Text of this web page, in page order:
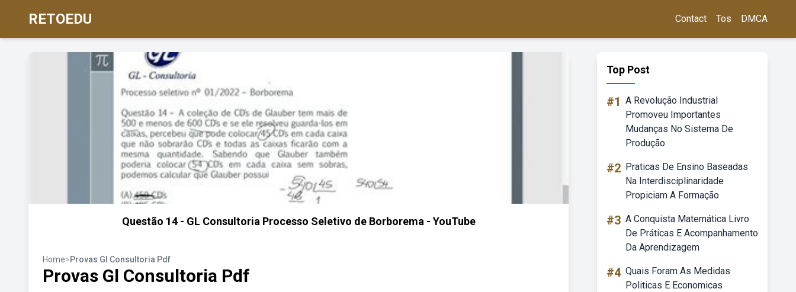
RETOEDU Contact Tos DMCA
Questão 14 - GL Consultoria Processo Seletivo de Borborema - YouTube
Home>Provas Gl Consultoria Pdf
Provas Gl Consultoria Pdf
Top Post
#1 A Revolução Industrial
Promoveu Importantes
Mudanças No Sistema De
Produção
#2 Praticas De Ensino Baseadas
Na Interdisciplinaridade
Propiciam A Formação
#3 A Conquista Matemática Livro
De Práticas E Acompanhamento
Da Aprendizagem
#4 Quais Foram As Medidas
Politicas E Economicas